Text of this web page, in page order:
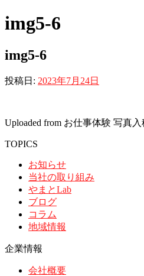
img5-6
img5-6
投稿日: 2023年7月24日
Uploaded from お仕事体験 写真
TOPICS
お知らせ
当社の取り組み
やまとLab
ブログ
コラム
地域情報
企業情報
会社概要